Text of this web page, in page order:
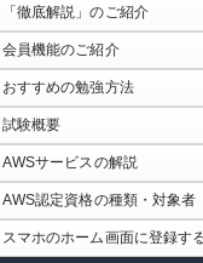
「徹底解説」のご紹介
会員機能のご紹介
おすすめの勉強方法
試験概要
AWSサービスの解説
AWS認定資格の種類・対象者
スマホのホーム画面に登録す